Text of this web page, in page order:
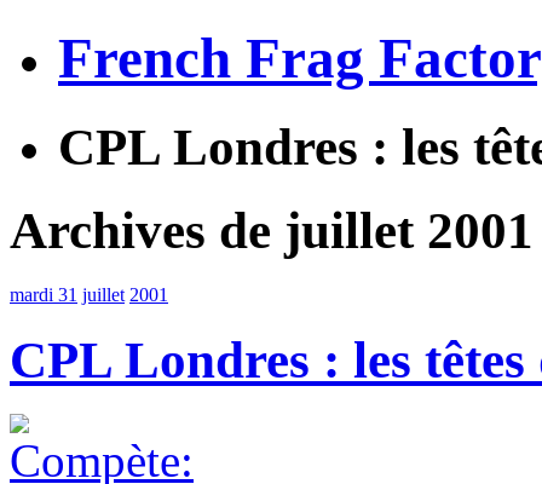
French Frag
CPL Londres : les
Archives de juillet 2001
mardi 31 juillet 2001
CPL Londres : les têtes